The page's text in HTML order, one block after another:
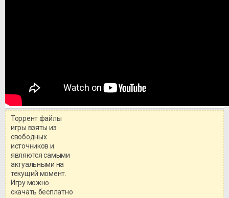
Торрент файлы
игры взяты из
свободных
источников и
являются самыми
актуальными на
текущий момент.
Игру можно
скачать бесплатно